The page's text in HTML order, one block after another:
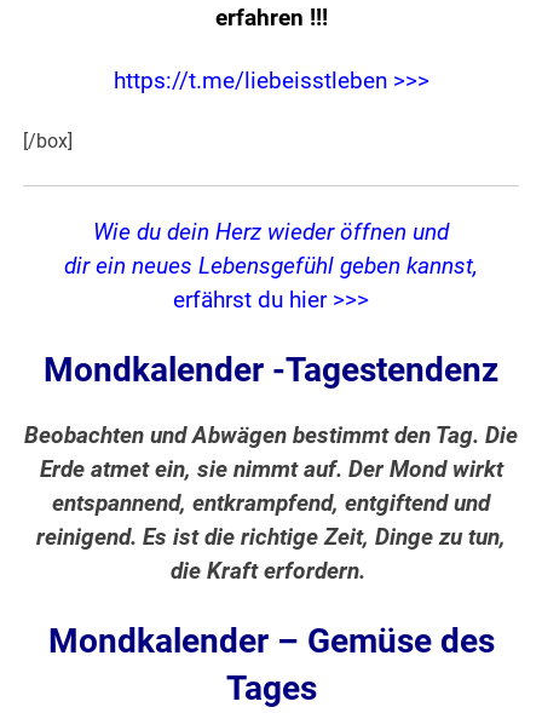
erfahren !!!
https://t.me/liebeisstleben >>>
[/box]
Wie du dein Herz wieder öffnen und
dir ein neues Lebensgefühl geben kannst,
erfährst du hier >>>
Mondkalender -Tagestendenz
Beobachten und Abwägen bestimmt den Tag. Die
Erde atmet ein, sie nimmt auf. Der Mond wirkt
entspannend, entkrampfend, entgiftend und
reinigend. Es ist die richtige Zeit, Dinge zu tun,
die Kraft erfordern.
Mondkalender – Gemüse des
Tages